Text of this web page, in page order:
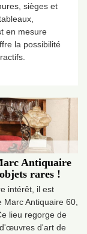
sièges et
en mesure
la possibilité
Antiquaire
rares !
intérêt, il est
Antiquaire 60,
lieu regorge de
d'art de